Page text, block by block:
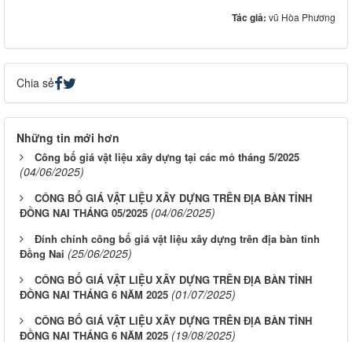
Tác giả: vũ Hòa Phương
Chia sẻ
Những tin mới hơn
Công bố giá vật liệu xây dựng tại các mỏ tháng 5/2025
(04/06/2025)
CÔNG BỐ GIÁ VẬT LIỆU XÂY DỰNG TRÊN ĐỊA BÀN TỈNH
ĐỒNG NAI THÁNG 05/2025 (04/06/2025)
Đính chính công bố giá vật liệu xây dựng trên địa bàn tỉnh
Đồng Nai (25/06/2025)
CÔNG BỐ GIÁ VẬT LIỆU XÂY DỰNG TRÊN ĐỊA BÀN TỈNH
ĐỒNG NAI THÁNG 6 NĂM 2025 (01/07/2025)
CÔNG BỐ GIÁ VẬT LIỆU XÂY DỰNG TRÊN ĐỊA BÀN TỈNH
ĐỒNG NAI THÁNG 6 NĂM 2025 (19/08/2025)